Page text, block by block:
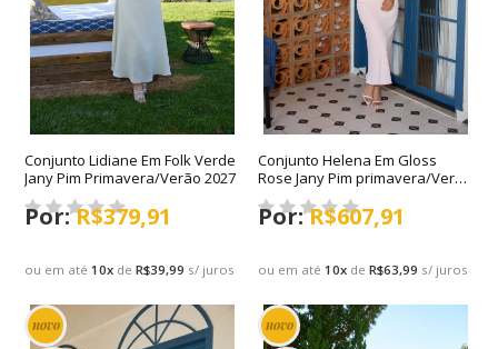
Conjunto Lidiane Em Folk Verde
Jany Pim Primavera/Verão 2027
ou em até10x deR$39,99 s/ juros
R$379,91
Conjunto Helena Em Gloss
Rose Jany Pim primavera/Verão
2027
ou em até10x deR$63,99 s/ juros
R$607,91
novo novo